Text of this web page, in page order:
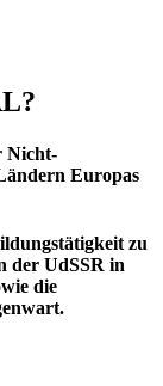
Nicht-
Europas
zu
der UdSSR in
die